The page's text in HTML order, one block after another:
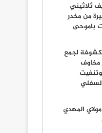
ثلاثيني
من مخدر
باموحى
لجمع
مخاوف
المهدي